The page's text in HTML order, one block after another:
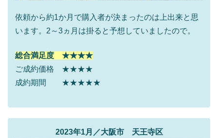
依頼から約1か月で購入者が決まったのは上出来と思
います。2～3ヵ月は掛ると予想していましたので。
総合満足度 ★★★★
ご成約価格 ★★★★
成約期間 ★★★★★
2023年1月／大阪市 天王寺区